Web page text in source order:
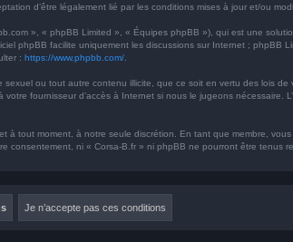
d’être légalement lié par les conditions mises à jour et/ou
», « phpBB Limited », « Équipes phpBB »), qui est une
phpBB facilite uniquement les discussions sur Internet ; phpBB
: https://www.phpbb.com/
ou tout autre contenu illicite, que ce soit en vertu des lois
fournisseur d’accès à Internet si nous le jugeons nécessaire.
à tout moment, à notre seule discrétion. En tant que membre,
ni « Corsa-B.fr » ni phpBB ne pourront être tenus